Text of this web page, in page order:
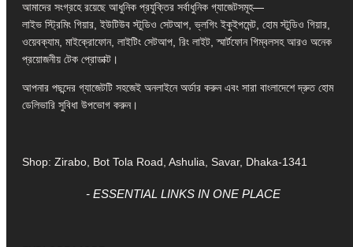
আমাদের সংগ্রহে রয়েছে আধুনিক প্রযুক্তির সর্বাধুনিক গ্যাজেটসমূহ—
লাইভ স্ট্রিমিং গিয়ার, ইউটিউব স্টুডিও সেটআপ, ভ্লগিং ইকুইপমেন্ট, হোম স্টুডিও গিয়ার,
ওয়েবক্যাম, মাইক্রোফোন, লাইটিং সেটআপ, রিং লাইট, স্মার্টফোন গিম্বলসহ আরও অনেক
প্রয়োজনীয় টেক প্রোডাক্ট।
আপনার পছন্দের গ্যাজেটটি সহজেই অনলাইনে অর্ডার করুন এবং সারা বাংলাদেশে দ্রুত হোম
ডেলিভারি সুবিধা উপভোগ করুন।
Shop: Zirabo, Bot Tola Road, Ashulia, Savar, Dhaka-1341
- ESSENTIAL LINKS IN ONE PLACE